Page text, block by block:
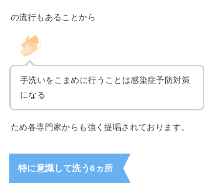
の流行もあることから
手洗いをこまめに行うことは感染症予防対策
になる
ため各専門家からも強く提唱されております。
特に意識して洗う6ヵ所